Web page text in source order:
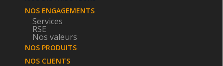
NOS ENGAGEMENTS
Services
RSE
Nos valeurs
NOS PRODUITS
NOS CLIENTS